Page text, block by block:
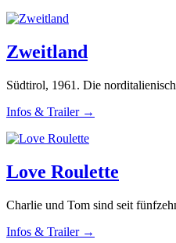
Zweitland
Südtirol, 1961. Die
Infos & Trailer →
Love Roulette
Charlie und Tom sind seit
Infos & Trailer →